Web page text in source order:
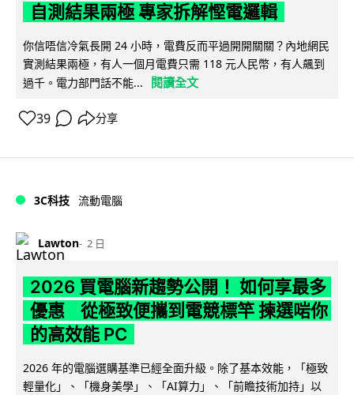
自測結果兩極 專家拆解慳電邏輯
你信唔信冷氣長開 24 小時，電費反而平過開開關關？內地網民
實測結果兩極，有人一個月電費只需 118 元人民幣，有人飆到
過千。電力部門話不能...
閱讀全文
39 分享
3C科技 流動電腦
Lawton 2 日
2026 買電腦新趨勢公開！ 如何享最多
優惠 從極致便攜到電競標竿 揀選啱你
的高效能 PC
2026 年的電腦選購基準已經全面升級。除了基本效能，「極致
輕量化」、「機身美學」、「AI算力」、「前瞻技術加持」以